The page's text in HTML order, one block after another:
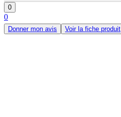
0
0
Donner mon avis Voir la fiche produit